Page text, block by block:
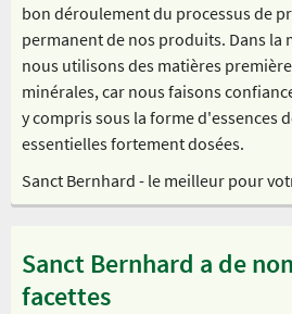
bon déroulement du processus de
permanent de nos produits. Dans la
nous utilisons des matières
minérales, car nous faisons
y compris sous la forme d'essences
essentielles fortement dosées.
Sanct Bernhard - le meilleur pour
Sanct Bernhard a de
facettes